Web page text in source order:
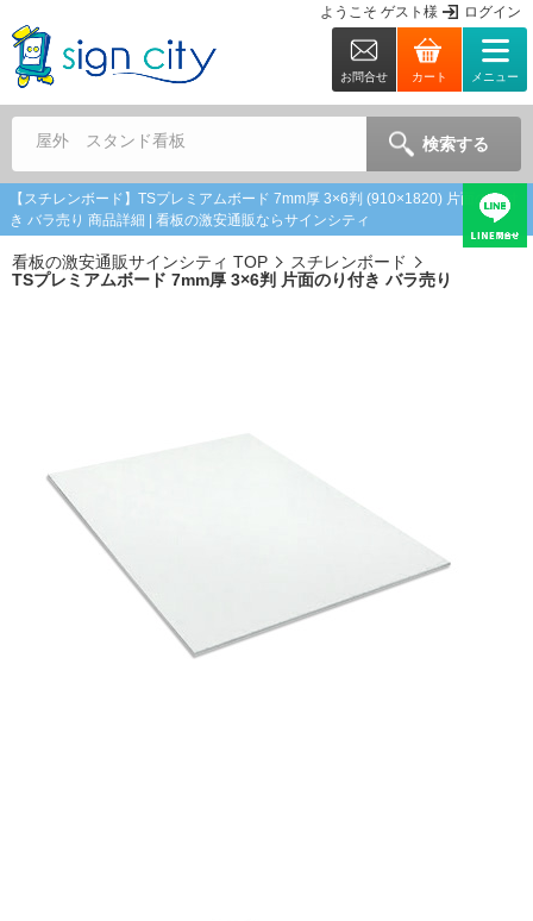
ようこそ ゲスト 様 ログイン
お問合せ カート メニュー
屋外 スタンド看板 検索する
【スチレンボード】TSプレミアムボード 7mm厚 3×6判 (910×1820) 片面のり付
き バラ売り 商品詳細 | 看板の激安通販ならサインシティ
看板の激安通販サインシティ TOP
スチレンボード
TSプレミアムボード 7mm厚 3×6判 片面のり付き バラ売り